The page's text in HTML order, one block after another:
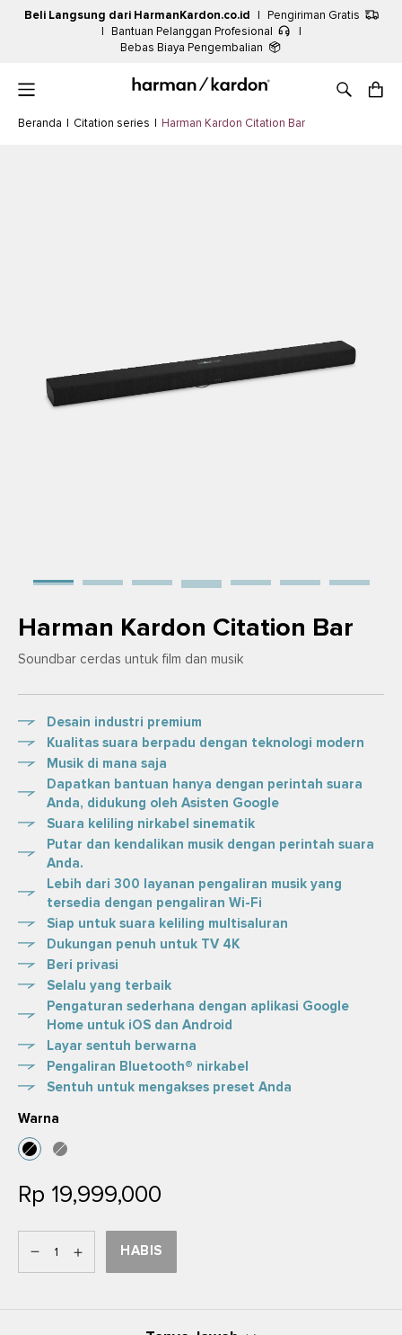
Beli Langsung dari HarmanKardon.co.id |
Pengiriman Gratis
|
Bantuan Pelanggan Profesional
|
Bebas Biaya Pengembalian
Beranda | Citation series | Harman Kardon Citation Bar
Harman Kardon Citation Bar
Soundbar cerdas untuk film dan musik
Desain industri premium
Kualitas suara berpadu dengan teknologi modern
Musik di mana saja
Dapatkan bantuan hanya dengan perintah suara
Anda, didukung oleh Asisten Google
Suara keliling nirkabel sinematik
Putar dan kendalikan musik dengan perintah suara
Anda.
Lebih dari 300 layanan pengaliran musik yang
tersedia dengan pengaliran Wi-Fi
Siap untuk suara keliling multisaluran
Dukungan penuh untuk TV 4K
Beri privasi
Selalu yang terbaik
Pengaturan sederhana dengan aplikasi Google
Home untuk iOS dan Android
Layar sentuh berwarna
Pengaliran Bluetooth® nirkabel
Sentuh untuk mengakses preset Anda
Warna
Rp 19,999,000
HABIS